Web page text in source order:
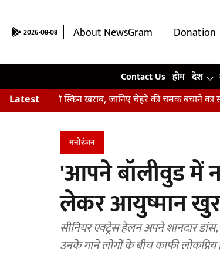
2026-08-08 About NewsGram
Donation
Contact Us होम देश
Latest
हैं आपकी स्किन खराब, जानिए चेहरे की चमक बचाने का सही
मनोरंजन
'आपने बॉलीवुड में
लेकर आयुष्मान
सीनियर एक्ट्रेस हेलन अपने शानदार
उनके गाने लोगों के बीच काफी लोकप्रिय